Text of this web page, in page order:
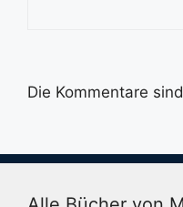
Die Kommentare